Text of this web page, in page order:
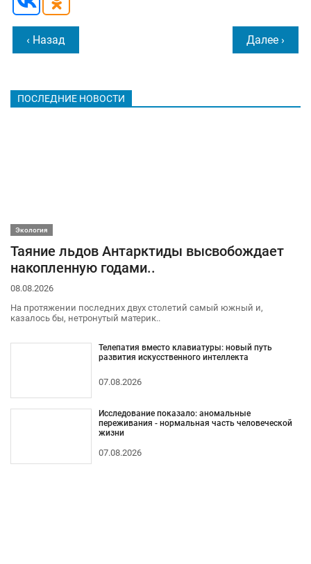
‹ Назад Далее ›
ПОСЛЕДНИЕ НОВОСТИ
Экология
Таяние льдов Антарктиды высвобождает
накопленную годами..
08.08.2026
На протяжении последних двух столетий самый южный и,
казалось бы, нетронутый материк..
Телепатия вместо клавиатуры: новый путь
развития искусственного интеллекта
07.08.2026
Исследование показало: аномальные
переживания - нормальная часть человеческой
жизни
07.08.2026